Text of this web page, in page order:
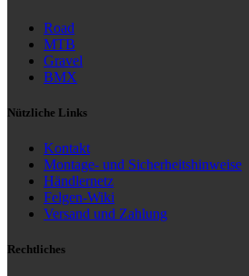
Road
MTB
Gravel
BMX
Nützliche Links
Kontakt
Montage- und Sicherheitshinweise
Händlernetz
Felgen-Wiki
Versand und Zahlung
Rechtliches